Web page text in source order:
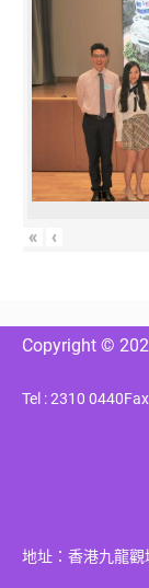
« ‹
Copyright ©
Tel : 2310 0440
地址：香港九龍